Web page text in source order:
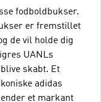
fodboldbukser.
er fremstillet
de vil holde dig
UANLs
skabt. Et
adidas
et markant